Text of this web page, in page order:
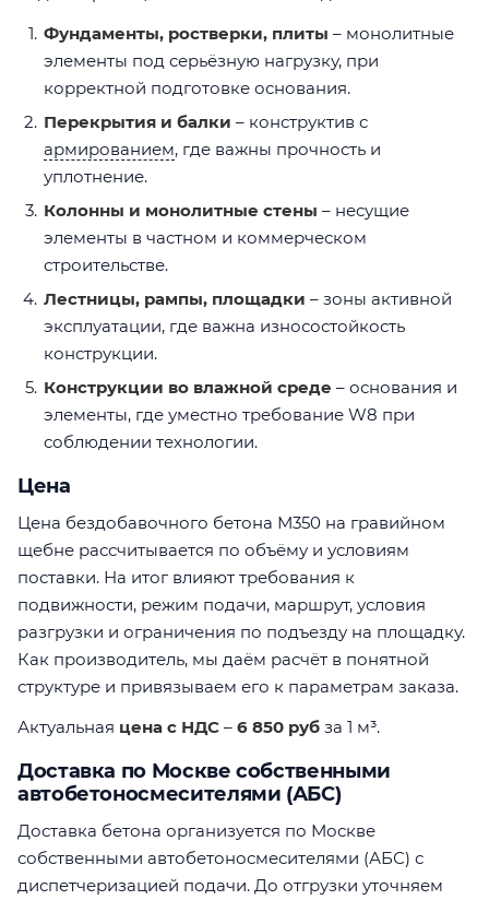
Фундаменты, ростверки, плиты – монолитные
элементы под серьёзную нагрузку, при
корректной подготовке основания.
Перекрытия и балки – конструктив с
армированием, где важны прочность и
уплотнение.
Колонны и монолитные стены – несущие
элементы в частном и коммерческом
строительстве.
Лестницы, рампы, площадки – зоны активной
эксплуатации, где важна износостойкость
конструкции.
Конструкции во влажной среде – основания и
элементы, где уместно требование W8 при
соблюдении технологии.
Цена
Цена бездобавочного бетона М350 на гравийном
щебне рассчитывается по объёму и условиям
поставки. На итог влияют требования к
подвижности, режим подачи, маршрут, условия
разгрузки и ограничения по подъезду на площадку.
Как производитель, мы даём расчёт в понятной
структуре и привязываем его к параметрам заказа.
Актуальная цена с НДС – 6 850 руб за 1 м³.
Доставка по Москве собственными
автобетоносмесителями (АБС)
Доставка бетона организуется по Москве
собственными автобетоносмесителями (АБС) с
диспетчеризацией подачи. До отгрузки уточняем